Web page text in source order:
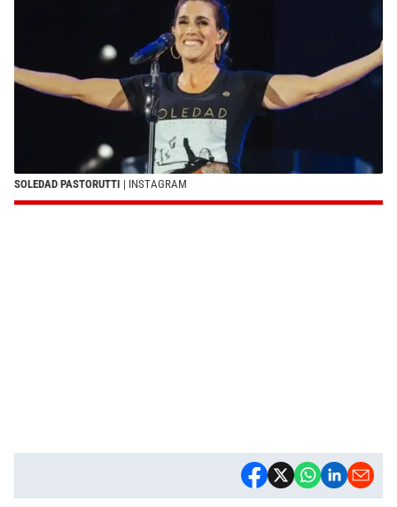
SOLEDAD PASTORUTTI | INSTAGRAM